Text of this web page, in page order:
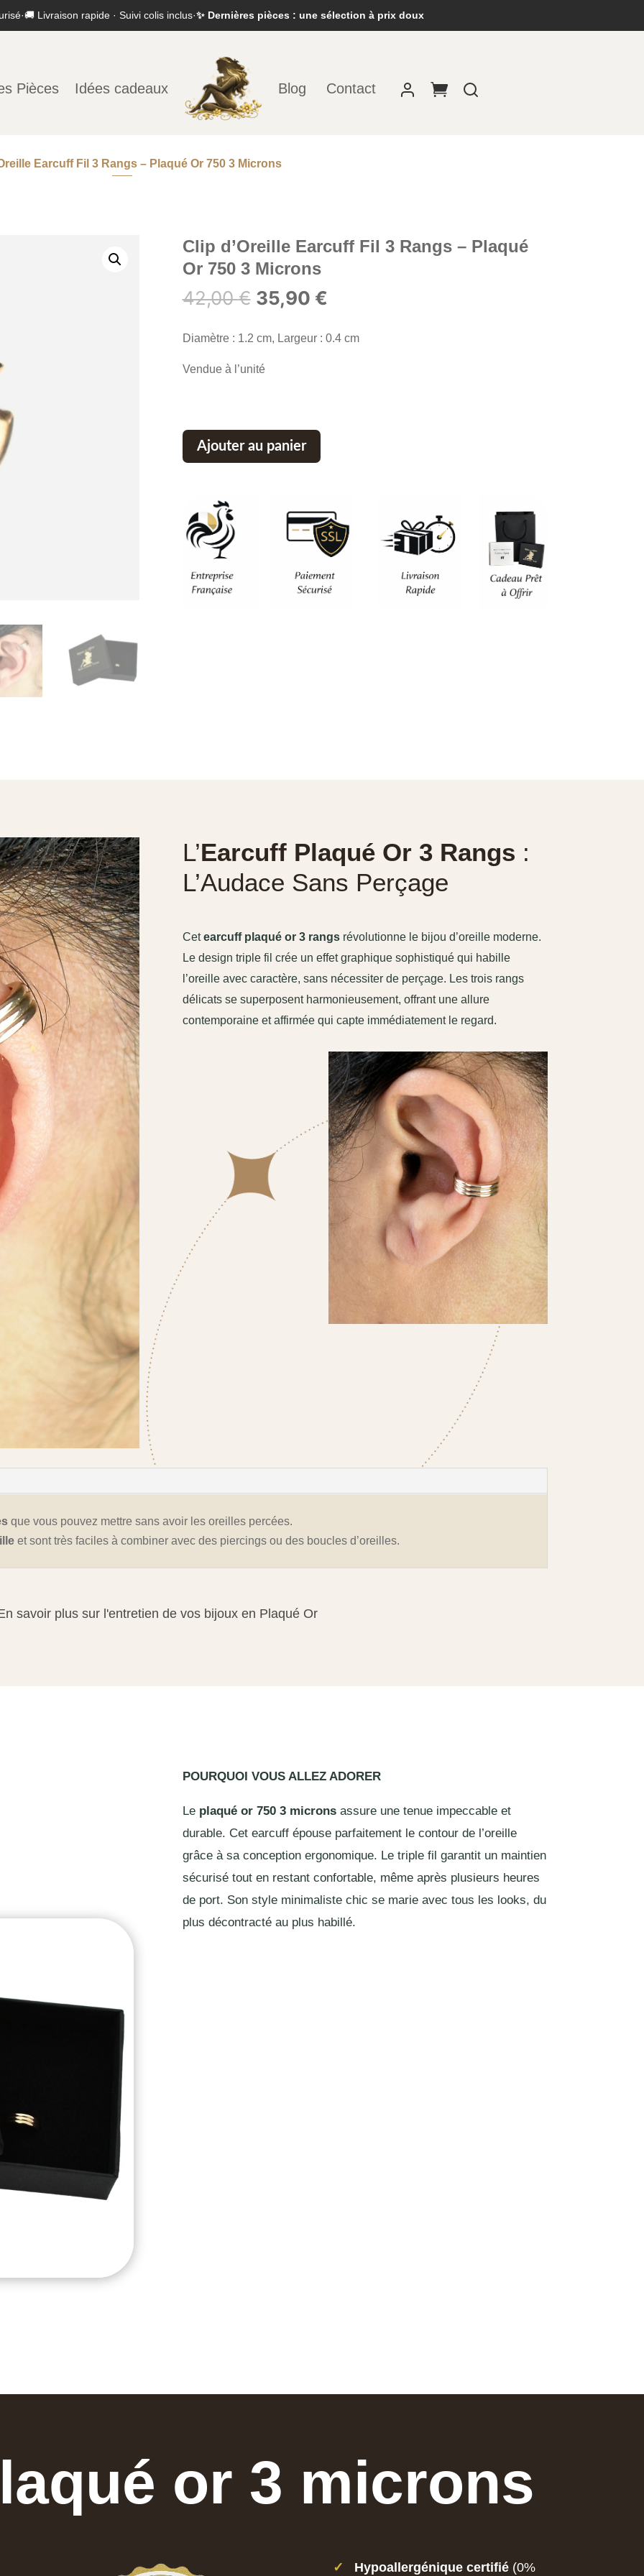
·🚚 Livraison rapide · Suivi colis inclus·✨ Dernières pièces : une sélection à prix doux
Pièces Idées cadeaux Blog Contact
Earcuff Fil 3 Rangs – Plaqué Or 750 3 Microns
Clip d’Oreille Earcuff Fil 3 Rangs – Plaqué
Or 750 3 Microns
42,00€ Le
initial
42,00 €.
35,90 €Le
actuel
Diamètre : 1.2 cm, Largeur : 0.4 cm
Vendue à l’unité
Ajouter au panier
L’Earcuff Plaqué Or 3 Rangs :
L’Audace Sans Perçage
Cetearcuff plaqué or 3 rangsrévolutionne le bijou d’oreille moderne.
Le design triple fil crée un effet graphique sophistiqué qui habille
l’oreille avec caractère, sans nécessiter de perçage. Les trois rangs
délicats se superposent harmonieusement, offrant une allure
contemporaine et affirmée qui capte immédiatement le regard.
que vous pouvez mettre sans avoir les oreilles percées.
et sont très faciles à combiner avec des piercings ou des boucles d’oreilles.
savoir plus sur l'entretien de vos bijoux en Plaqué Or
POURQUOI VOUS ALLEZ ADORER
Le plaqué or 750 3 micronsassure une tenue impeccable et
durable. Cet earcuff épouse parfaitement le contour de l’oreille
grâce à sa conception ergonomique. Le triple fil garantit un maintien
sécurisé tout en restant confortable, même après plusieurs heures
de port. Son style minimaliste chic se marie avec tous les looks, du
plus décontracté au plus habillé.
or 3 microns
✓ Hypoallergénique certifié(0%